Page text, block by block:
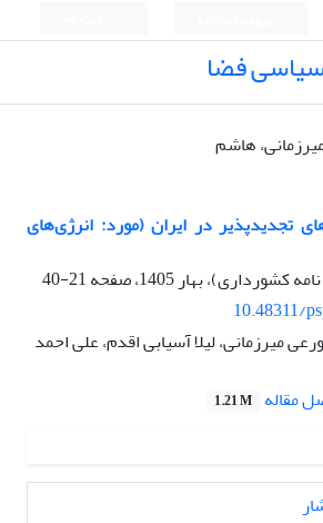
فضا
هاشم
تجدیدپذیر در ایران (مورد: انرژی‌های
21-40
10.48311/
میرزمانی، لیلا آسیابی اقدم، علی احمد
مقاله 1.21 M